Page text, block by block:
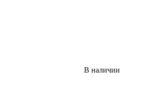
В наличии